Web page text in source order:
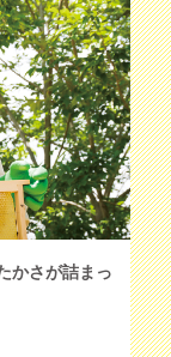
かさが詰まっ